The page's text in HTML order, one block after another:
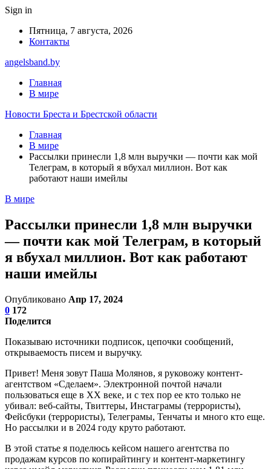
Sign in
Пятница, 7 августа, 2026
Контакты
angelsband.by
Главная
В мире
Новости Бреста и Брестской области
Главная
В мире
Рассылки принесли 1,8 млн выручки — почти как мой
Телеграм, в который я вбухал миллион. Вот как
работают наши имейлы
В мире
Рассылки принесли 1,8 млн выручки
— почти как мой Телеграм, в который
я вбухал миллион. Вот как работают
наши имейлы
Опубликовано Апр 17, 2024
0 172
Поделится
Показываю источники подписок, цепочки сообщений,
открываемость писем и выручку.
Привет! Меня зовут Паша Молянов, я руковожу контент-
агентством «Сделаем». Электронной почтой начали
пользоваться еще в XX веке, и с тех пор ее кто только не
убивал: веб-сайты, Твиттеры, Инстаграмы (террористы),
Фейсбуки (террористы), Телеграмы, Тенчаты и много кто еще.
Но рассылки и в 2024 году круто работают.
В этой статье я поделюсь кейсом нашего агентства по
продажам курсов по копирайтингу и контент-маркетингу